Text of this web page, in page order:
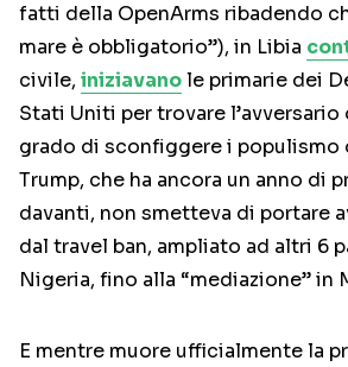
fatti della OpenArms ribadendo
mare è obbligatorio”), in Libia
civile, iniziavanole primarie dei
Stati Uniti per trovare l’avversario
grado di sconfiggere i populismo
Trump, che ha ancora un anno di
davanti, non smetteva di portare
dal travel ban, ampliato ad altri 6
Nigeria, fino alla “mediazione” in
E mentre muore ufficialmente la